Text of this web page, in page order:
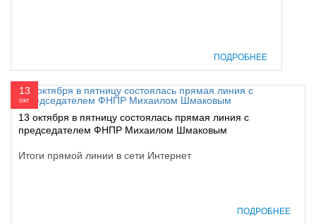
ПОДРОБНЕЕ
13
окт
13 октября в пятницу состоялась прямая линия с
председателем ФНПР Михаилом Шмаковым
Итоги прямой линии в сети Интернет
ПОДРОБНЕЕ